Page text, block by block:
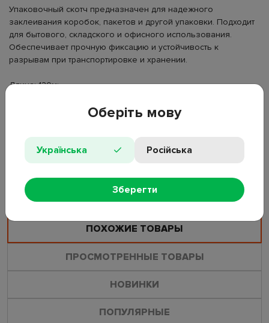
Упаковочный скотч предназначен для надежного
заклеивания коробок, пакетов и другой упаковки. Подходит
для бытового, складского и офисного использования.
Обеспечивает прочную фиксацию и устойчивость к
разрывам при транспортировке и хранении.
Длина: 120м;
Тип: упаковочный скотч;
Назначение: для упаковки и фиксации.
ОСТАВИТЬ ОТЗЫВ ЗАДАТЬ ВОПРОС
ПОХОЖИЕ ТОВАРЫ
ПРОСМОТРЕННЫЕ ТОВАРЫ
НОВИНКИ
ПОПУЛЯРНЫЕ
Оберіть мову
Українська Російська
Зберегти